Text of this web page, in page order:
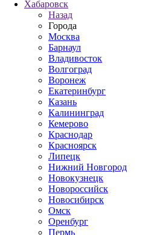
Хабаровск
Назад
Города
Москва
Барнаул
Владивосток
Волгоград
Воронеж
Екатеринбург
Казань
Калининград
Кемерово
Краснодар
Красноярск
Липецк
Нижний Новгород
Новокузнецк
Новороссийск
Новосибирск
Омск
Оренбург
Пермь